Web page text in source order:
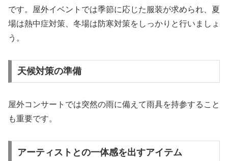
です。屋外イベントでは季節に応じた服装が求められ、夏
場は熱中症対策、冬場は防寒対策をしっかりと行いましょ
う。
天候対策の準備
屋外コンサートでは突然の雨に備えて雨具を持参すること
も重要です。
アーティストとの一体感を出すアイテム